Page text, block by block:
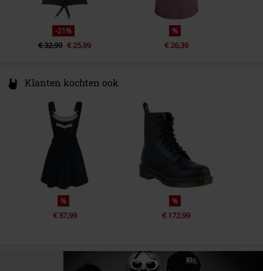
-21%
€ 32,99 € 25,99
%
€ 26,39
Klanten kochten ook
%
€ 37,99
%
€ 172,99